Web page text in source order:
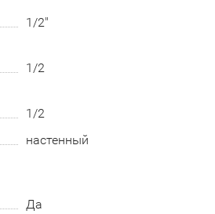
1/2"
1/2
1/2
настенный
Да